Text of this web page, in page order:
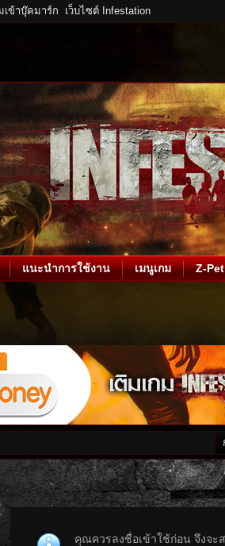
เข้าบุ๊คมาร์ก เว็บไซต์ Infestation
แนะนำการใช้งาน เมนูเกม Z-Pet
คุณควรลงชื่อเข้าใช้ก่อน จึงจะ